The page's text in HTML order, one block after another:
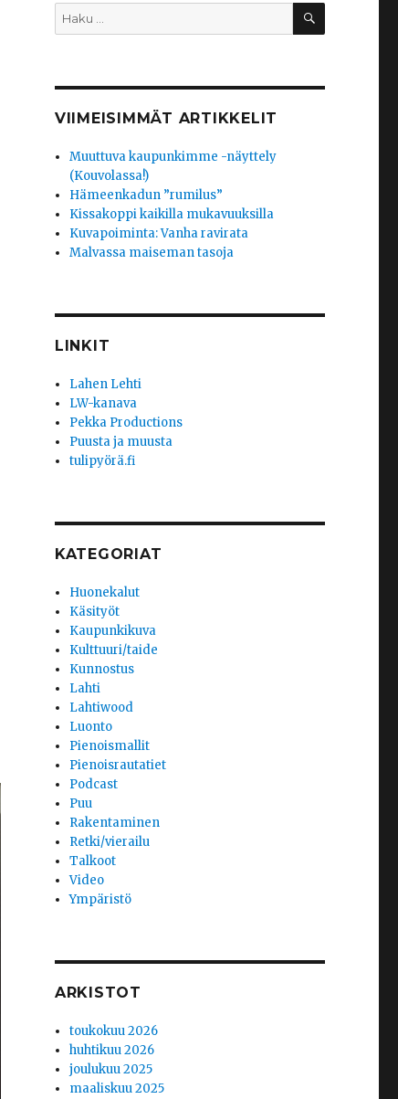
Etsi: HAKU
VIIMEISIMMÄT ARTIKKELIT
Muuttuva kaupunkimme -näyttely
(Kouvolassa!)
Hämeenkadun ”rumilus”
Kissakoppi kaikilla mukavuuksilla
Kuvapoiminta: Vanha ravirata
Malvassa maiseman tasoja
LINKIT
Lahen Lehti
LW-kanava
Pekka Productions
Puusta ja muusta
tulipyörä.fi
KATEGORIAT
Huonekalut
Käsityöt
Kaupunkikuva
Kulttuuri/taide
Kunnostus
Lahti
Lahtiwood
Luonto
Pienoismallit
Pienoisrautatiet
Podcast
Puu
Rakentaminen
Retki/vierailu
Talkoot
Video
Ympäristö
ARKISTOT
toukokuu 2026
huhtikuu 2026
joulukuu 2025
maaliskuu 2025